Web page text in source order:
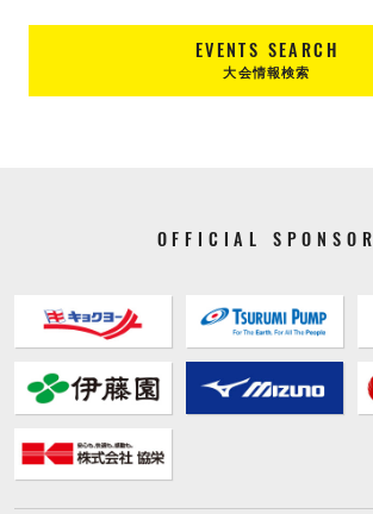
EVENTS SEARCH
大会情報検索
OFFICIAL SPONSOR